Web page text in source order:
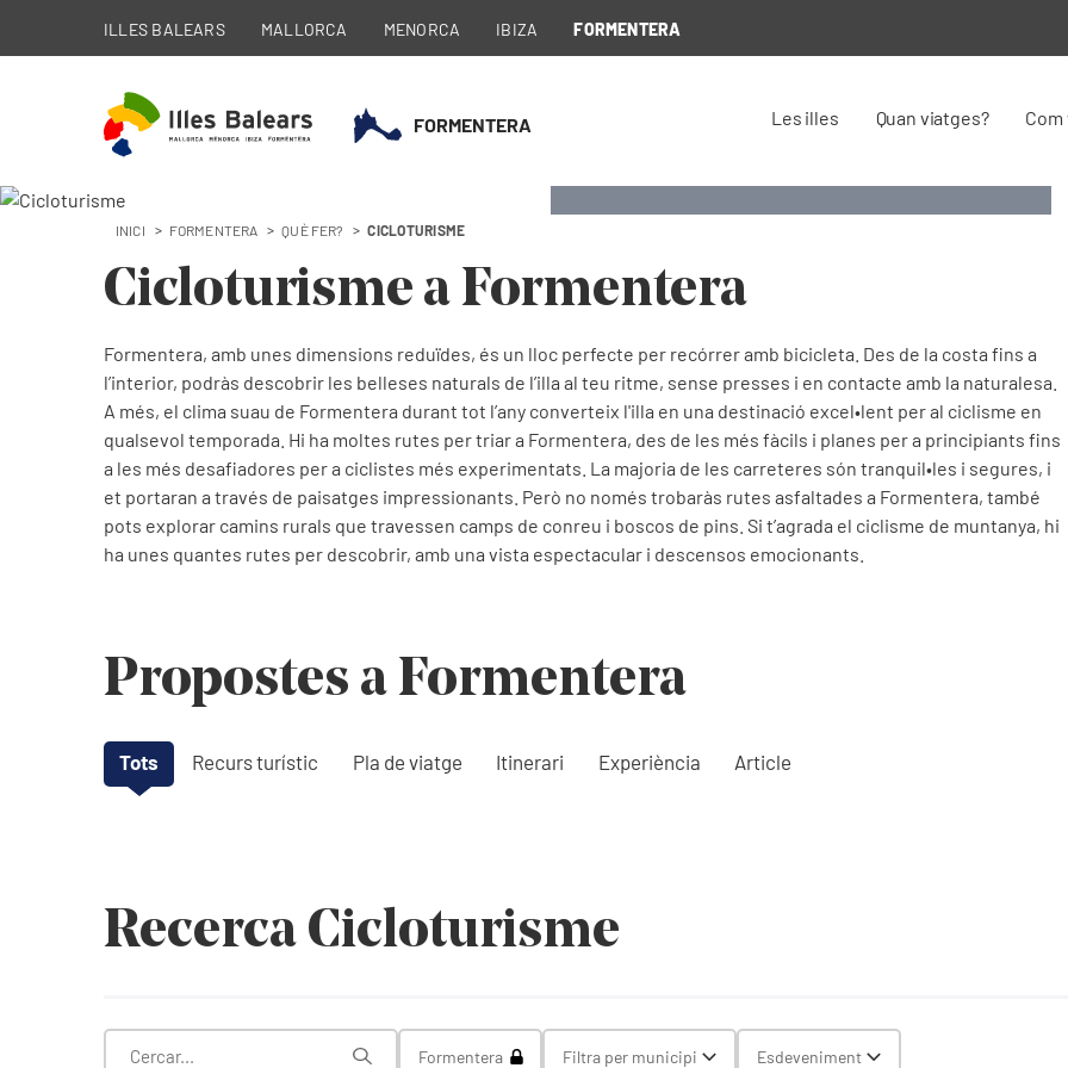
ILLES BALEARS MALLORCA MENORCA IBIZA FORMENTERA
FORMENTERA Les illes Quan viatges?
Cicloturisme
Cicloturisme
INICI FORMENTERA QUÈ FER? CICLOTURISME
Cicloturisme a Formentera
Formentera, amb unes dimensions reduïdes, és un lloc perfecte per recórrer amb bicicleta. Des de la costa fins a
l’interior, podràs descobrir les belleses naturals de l’illa al teu ritme, sense presses i en contacte amb la naturalesa.
A més, el clima suau de Formentera durant tot l’any converteix l'illa en una destinació excel•lent per al ciclisme en
qualsevol temporada. Hi ha moltes rutes per triar a Formentera, des de les més fàcils i planes per a principiants fins
a les més desafiadores per a ciclistes més experimentats. La majoria de les carreteres són tranquil•les i segures, i
et portaran a través de paisatges impressionants. Però no només trobaràs rutes asfaltades a Formentera, també
pots explorar camins rurals que travessen camps de conreu i boscos de pins. Si t’agrada el ciclisme de muntanya, hi
ha unes quantes rutes per descobrir, amb una vista espectacular i descensos emocionants.
Propostes a Formentera
Tots Recurs turístic Pla de viatge Itinerari Experiència Article
Recerca Cicloturisme
Toggle Select
Formentera Toggle Select
Filtra per municipi Toggle Select
Esdeveniment